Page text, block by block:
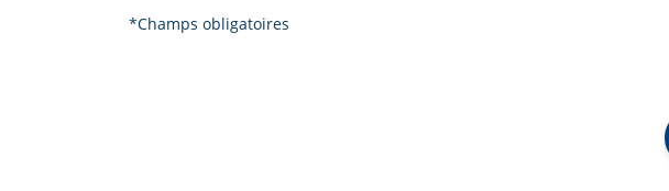
*Champs obligatoires